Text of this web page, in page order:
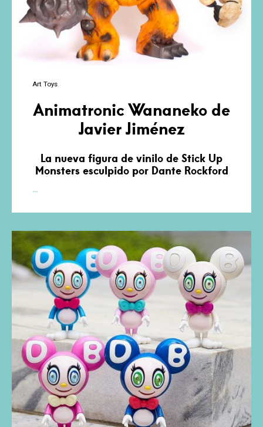
Art Toys
Animatronic Wananeko de
Javier Jiménez
La nueva figura de vinilo de Stick Up
Monsters esculpido por Dante Rockford
…
de
Javier
Jiménez